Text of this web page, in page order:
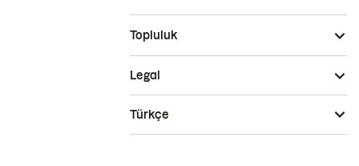
Topluluk
Legal
Türkçe